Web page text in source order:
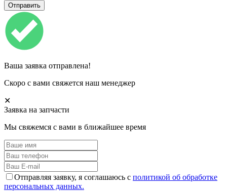
Ваша заявка отправлена!
Скоро с вами свяжется наш менеджер
✕
Заявка на запчасти
Мы свяжемся с вами в ближайшее время
Отправляя заявку, я соглашаюсь с политикой об обработке
персональных данных.